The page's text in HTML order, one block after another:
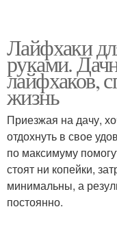
Лайфхаки
руками.
лайфхаков,
жизнь
Приезжая на дачу,
отдохнуть в свое
по максимуму
стоят ни копейки,
минимальны, а
постоянно.